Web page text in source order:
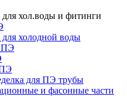
хол.воды и фитинги
холодной воды
ПЭ
для ПЭ трубы
и фасонные части